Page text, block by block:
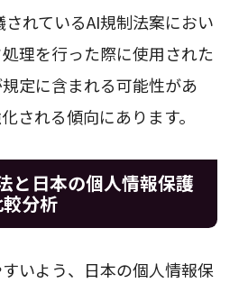
れているAI規制法案におい
理を行った際に使用された
定に含まれる可能性があ
される傾向にあります。
と日本の個人情報保護
分析
いよう、日本の個人情報保